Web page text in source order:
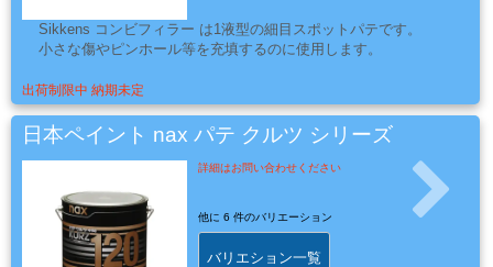
フ・
ー
ケ
ア
Sikkens コンビフィラー は1液型の細目スポットパテです。
小さな傷やピンホール等を充填するのに使用します。
出荷制限中 納期未定
日本ペイント nax パテ クルツ シリーズ
詳細はお問い合わせください
他に 6 件のバリエーション
バリエション一覧